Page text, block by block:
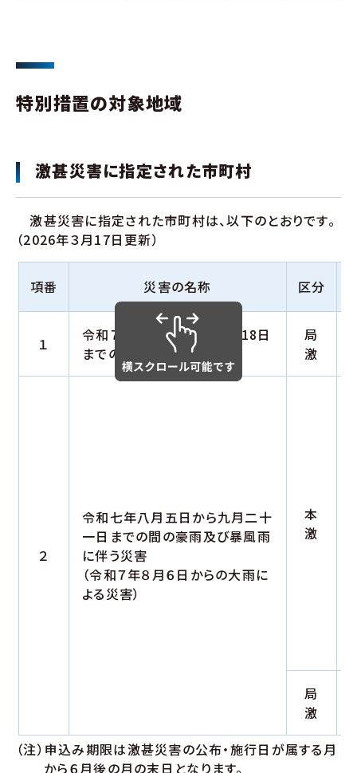
特別措置の対象地域
激甚災害に指定された市町村
激甚災害に指定された市町村は、以下のとおりです。
（2026年３月17日更新）
項番 災害の名称 区分
１
令和７年７月13日から同月18日
までの間の豪雨
局
激
２
令和七年八月五日から九月二十
一日までの間の豪雨及び暴風雨
に伴う災害
（令和７年８月６日からの大雨に
よる災害）
本
激
局
激
（注）申込み期限は激甚災害の公布・施行日が属する月
から６月後の月の末日となります。